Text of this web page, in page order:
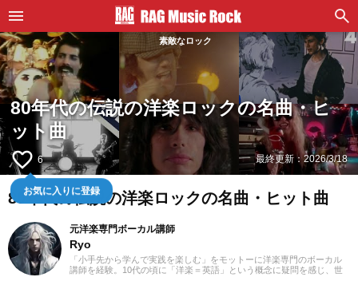
素敵なロック
80年代の伝説の洋楽ロックの名曲・ヒ
ット曲
favorite_border 6
お気に入りに登録
最終更新：2026/3/18
80年代の伝説の洋楽ロックの名曲・ヒット曲
元洋楽専門ボーカル講師
Ryo
「小手先から学んで実践を楽しむ」をモットーに洋楽専門のボーカル
講師を経験。10代の頃に「洋楽＝英語」という概念に疑問を感じ、世